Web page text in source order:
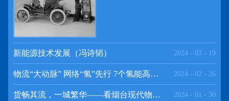
新能源技术发展（冯诗韬） 2024 - 03 - 19
物流“大动脉” 网络“氢”先行 7个氢能高速场景落地京津冀 2024 - 02 - 26
货畅其流，一城繁华——看烟台现代物流发展 2024 - 01 - 30
频道
>>